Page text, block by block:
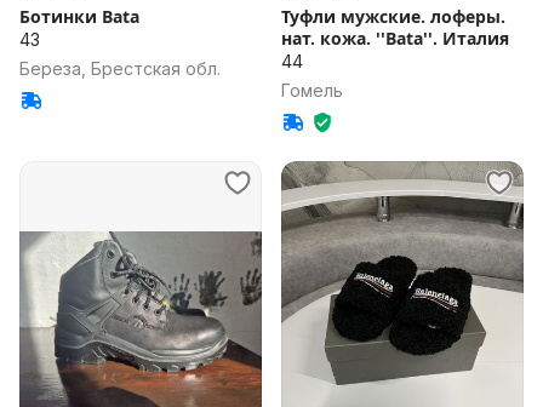
Ботинки Bata
43
Береза, Брестская обл.
Туфли мужские. лоферы.
нат. кожа. ''Bata''. Италия
44
Гомель